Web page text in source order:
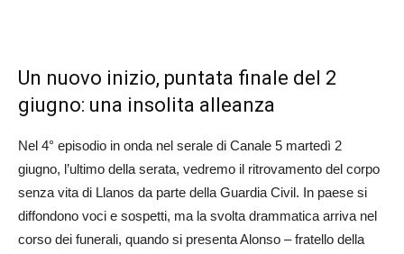
Un nuovo inizio, puntata finale del 2
giugno: una insolita alleanza
Nel 4° episodio in onda nel serale di Canale 5 martedì 2
giugno, l’ultimo della serata, vedremo il ritrovamento del corpo
senza vita di Llanos da parte della Guardia Civil. In paese si
diffondono voci e sospetti, ma la svolta drammatica arriva nel
corso dei funerali, quando si presenta Alonso – fratello della